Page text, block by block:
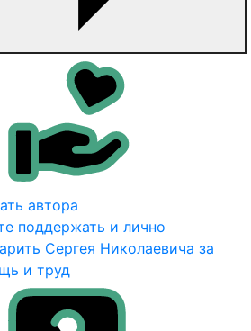
автора
поддержать и лично
Сергея Николаевича за
и труд